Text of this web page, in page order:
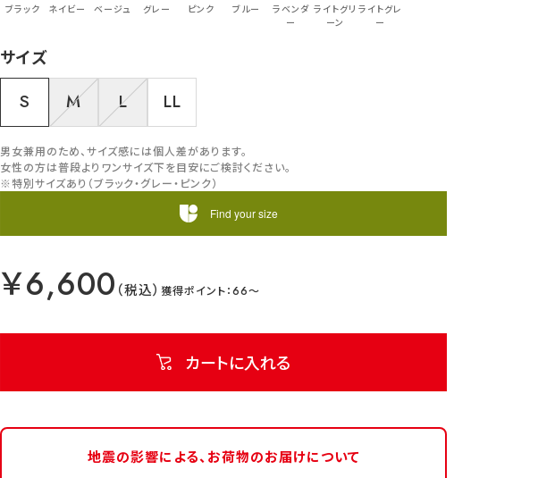
ブラック ネイビー ベージュ グレー ピンク ブルー
ラベンダ
ー
ライトグリ
ーン
ライトグレ
ー
サイズ
S M L LL
￥6,600 66
カートに入れる
男女兼用のため、サイズ感には個人差があります。
女性の方は普段よりワンサイズ下を目安にご検討ください。
※特別サイズあり（ブラック・グレー・ピンク）
Find your size
地震の影響による、 お荷物のお届けについて